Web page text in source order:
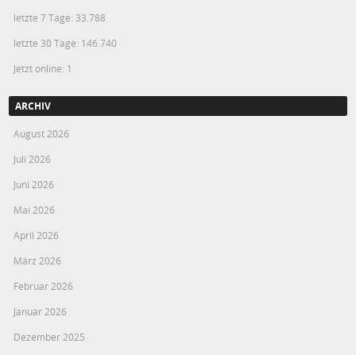
letzte 7 Tage: 33.788
letzte 30 Tage: 146.740
Jetzt online: 1
ARCHIV
August 2026
Juli 2026
Juni 2026
Mai 2026
April 2026
März 2026
Februar 2026
Januar 2026
Dezember 2025